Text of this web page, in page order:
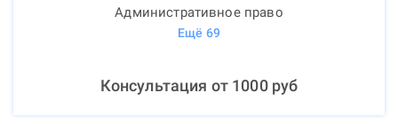
Административное право
Ещё 69
Консультация от 1000руб